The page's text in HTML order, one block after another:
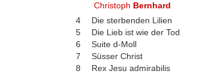
Christoph Bernhard
4
Die sterbenden Lilien
5
Die Lieb ist wie der Tod
6
Suite d-Moll
7
Süsser Christ
8
Rex Jesu admirabilis